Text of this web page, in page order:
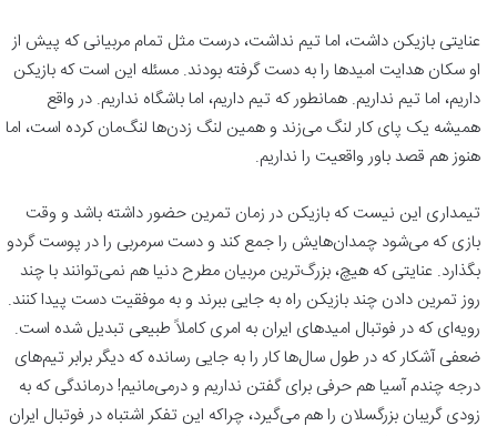
عنایتی بازیکن داشت، اما تیم نداشت، درست مثل تمام مربیانی که پیش از
او سکان هدایت امیدها را به دست گرفته بودند. مسئله این است که بازیکن
داریم، اما تیم نداریم. همانطور که تیم داریم، اما باشگاه نداریم. در واقع
همیشه یک پای کار لنگ می‌زند و همین لنگ زدن‌ها لنگ‌مان کرده است، اما
هنوز هم قصد باور واقعیت را نداریم.
تیمداری این نیست که بازیکن در زمان تمرین حضور داشته باشد و وقت
بازی که می‌شود چمدان‌هایش را جمع کند و دست سرمربی را در پوست گردو
بگذارد. عنایتی که هیچ، بزرگ‌ترین مربیان مطرح دنیا هم نمی‌توانند با چند
روز تمرین دادن چند بازیکن راه به جایی ببرند و به موفقیت دست پیدا کنند.
رویه‌ای که در فوتبال امیدهای ایران به امری کاملاً طبیعی تبدیل شده است.
ضعفی آشکار که در طول سال‌ها کار را به جایی رسانده که دیگر برابر تیم‌های
درجه چندم آسیا هم حرفی برای گفتن نداریم و درمی‌مانیم! درماندگی که به
زودی گریبان بزرگسلان را هم می‌گیرد، چراکه این تفکر اشتباه در فوتبال ایران